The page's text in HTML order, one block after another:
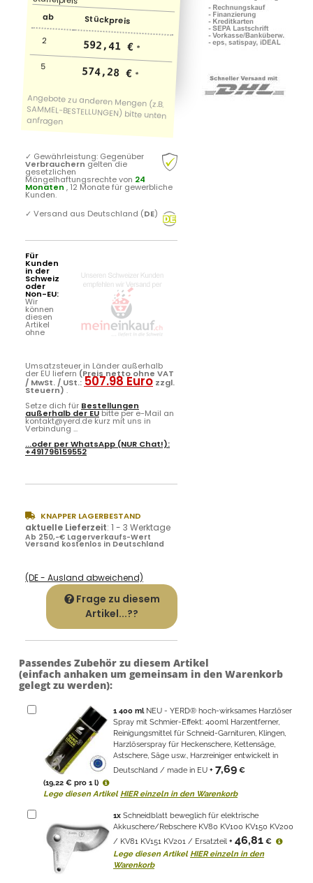
ab Stückpreis
2 592,41 € *
5 574,28 € *
✓ Gewährleistung: Gegenüber
Verbrauchern gelten die
gesetzlichen
Mängelhaftungsrechte von 24
Monaten , 12 Monate für gewerbliche
Kunden.
✓ Versand aus Deutschland (DE)
Für
Kunden
in der
Schweiz
oder
Non-EU:
Wir
können
diesen
Artikel
ohne
Umsatzsteuer in Länder außerhalb
der EU liefern (Preis netto ohne VAT
/ MwSt. / USt.:507.98 Euro zzgl.
Steuern) .
Setze dich für Bestellungen
außerhalb der EUbitte per e-Mail an
kontakt@yerd.de kurz mit uns in
Verbindung ...
...oder perWhatsApp (NUR Chat!):
+491796159552
KNAPPER LAGERBESTAND
aktuelle Lieferzeit: 1 - 3 Werktage
Ab 250,-€ Lagerverkaufs-Wert
Versand kostenlos in Deutschland
(DE - Ausland abweichend)
Frage zu diesem
Artikel...??
Passendes Zubehör zu diesem Artikel
(einfach anhaken um gemeinsam in den Warenkorb
gelegt zu werden):
1400 ml NEU - YERD® hoch-wirksames Harzlöser
Spray mit Schmier-Effekt: 400ml Harzentferner,
Reinigungsmittel für Schneid-Garnituren, Klingen,
Harzlöserspray für Heckenschere, Kettensäge,
Astschere, Säge usw., Harzreiniger entwickelt in
Deutschland / made in EU + 7,69 €
(19,22 € pro 1 l)
Lege diesen Artikel HIER einzeln in den Warenkorb
1x Schneidblatt beweglich für elektrische
Akkuschere/Rebschere KV80 KV100 KV150 KV200
/ KV81 KV151 KV201 / Ersatzteil + 46,81 €
Lege diesen Artikel HIER einzeln in den
Warenkorb